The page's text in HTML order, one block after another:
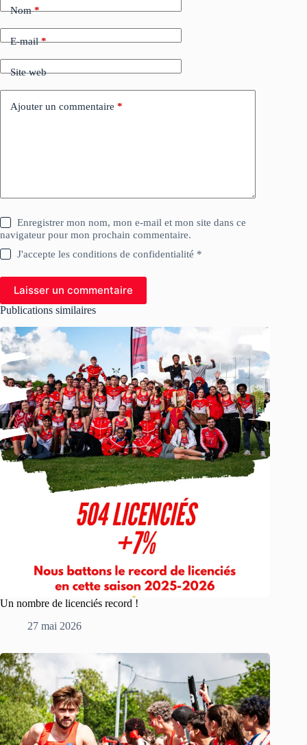
Nom*
E-mail*
Site web
Ajouter un commentaire *
Enregistrer mon nom, mon e-mail et mon site dans ce
navigateur pour mon prochain commentaire.
J'accepte les conditions de confidentialité *
Laisser un commentaire
Publications similaires
Un nombre de licenciés record !
27 mai 2026